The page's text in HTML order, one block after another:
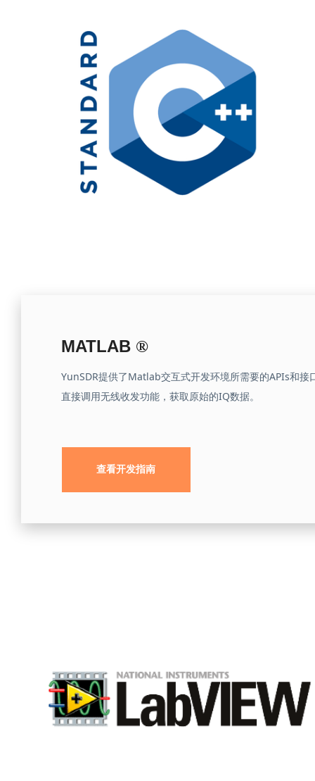
MATLAB ®
YunSDR提供了Matlab交互式开发环境所需要的APIs和接
直接调用无线收发功能，获取原始的IQ数据。
查看开发指南